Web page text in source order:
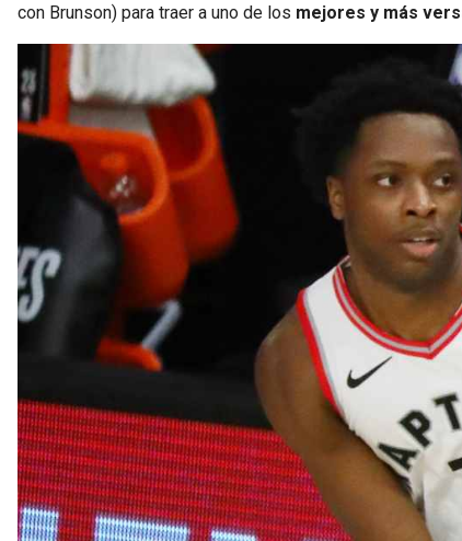
con Brunson) para traer a uno de los mejores y más